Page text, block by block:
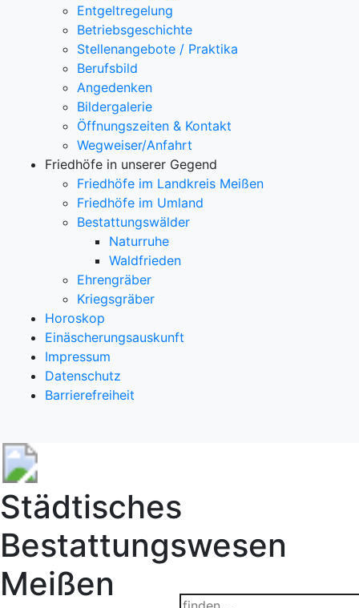
Entgeltregelung
Betriebsgeschichte
Stellenangebote / Praktika
Berufsbild
Angedenken
Bildergalerie
Öffnungszeiten & Kontakt
Wegweiser/Anfahrt
Friedhöfe in unserer Gegend
Friedhöfe im Landkreis Meißen
Friedhöfe im Umland
Bestattungswälder
Naturruhe
Waldfrieden
Ehrengräber
Kriegsgräber
Horoskop
Einäscherungsauskunft
Impressum
Datenschutz
Barrierefreiheit
Städtisches
Bestattungswesen
Meißen